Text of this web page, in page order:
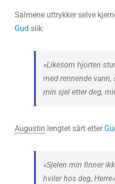
Salmene uttrykker selve
Gud slik:
«Likesom hjorten
med rennende
min sjel etter deg,
Augustin lengtet sårt etter
«Sjelen min finner
hviler hos deg,